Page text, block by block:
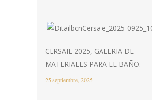
CERSAIE 2025, GALERIA DE
MATERIALES PARA EL BAÑO.
25 septiembre, 2025